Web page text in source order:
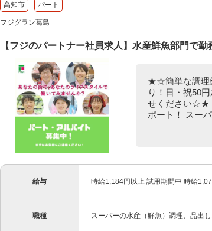
高知市 パート
フジグラン葛島
【フジのパートナー社員求人】水産鮮魚部門で
★☆簡単な調理
り！日・祝50
せください☆★
ポート！ スー
給与 時給1,184円以上 試用期間中 時給
職種 スーパーの水産（鮮魚）調理、品出